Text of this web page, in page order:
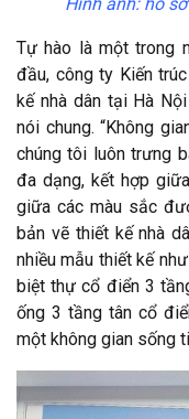
Tự hào là một trong
đầu, công ty Kiến
kế nhà dân tại Hà
nói chung. “Không
chúng tôi luôn trưng
đa dạng, kết hợp
giữa các màu sắc
bản vẽ thiết kế nhà
nhiều mẫu thiết kế
biệt thự cổ điển 3
ống 3 tầng tân cổ
một không gian sống